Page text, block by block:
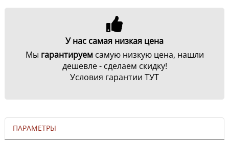
У нас самая низкая цена
Мы гарантируем самую низкую цена, нашли
дешевле - сделаем скидку!
Условия гарантии ТУТ
ПАРАМЕТРЫ